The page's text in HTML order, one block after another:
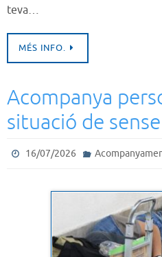
teva…
MÉS INFO.
Acompanya
situació de
16/07/2026